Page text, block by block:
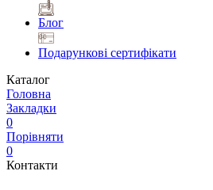
Блог
Подарункові сертифікати
Каталог
Головна
Закладки
0
Порівняти
0
Контакти